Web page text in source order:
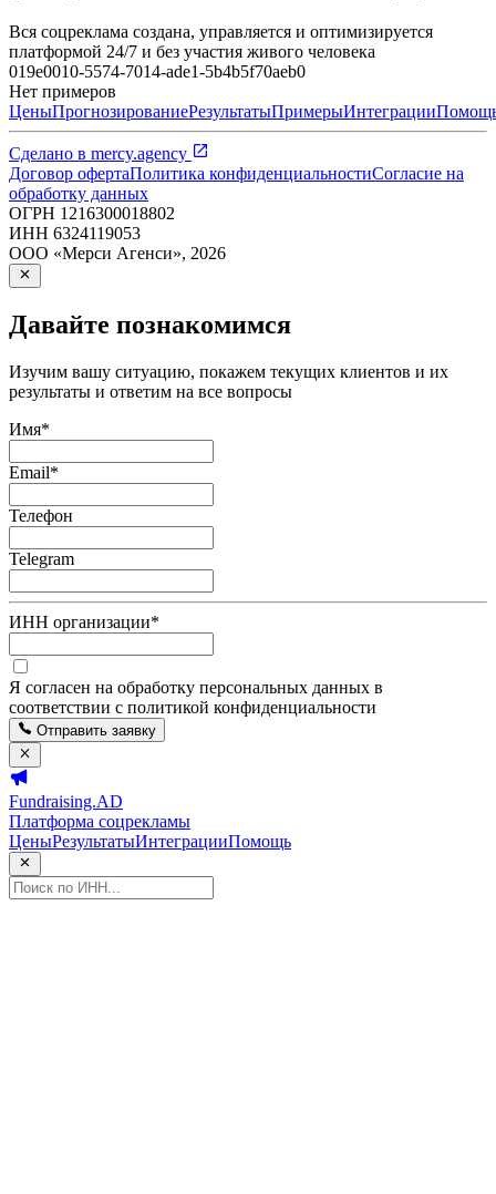
Вся соцреклама создана, управляется и оптимизируется
платформой 24/7 и без участия живого человека
019e0010-5574-7014-ade1-5b4b5f70aeb0
Нет примеров
ЦеныПрогнозированиеРезультатыПримерыИнтеграции
Сделано в mercy.agency
Договор офертаПолитика конфиденциальностиСогласие на
обработку данных
ОГРН 1216300018802
ИНН 6324119053
ООО «Мерси Агенси», 2026
Давайте познакомимся
Изучим вашу ситуацию, покажем текущих клиентов и их
результаты и ответим на все вопросы
Имя*
Email*
Телефон
Telegram
ИНН организации*
Я согласен на обработку персональных данных в
соответствии с политикой конфиденциальности
Отправить заявку
Fundraising.AD
Платформа соцрекламы
ЦеныРезультатыИнтеграцииПомощь